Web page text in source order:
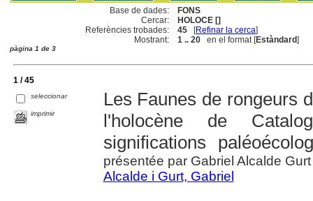
Base de dades:
FONS
Cercar:
HOLOCE []
Referències trobades:
45 [Refinar la cerca]
Mostrant:
1 .. 20 en el format [Estàndard]
pàgina 1 de 3
1 / 45
seleccionar
imprimir
Les Faunes de rongeurs
l'holocène de
significations
présentée par Gabriel Alcalde Gurt
Alcalde i Gurt, Gabriel